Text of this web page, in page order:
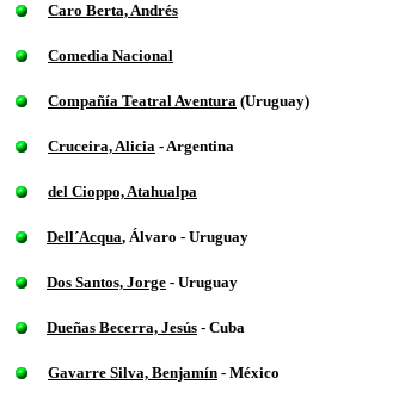
Caro Berta, Andrés
Comedia Nacional
Compañía Teatral Aventura (Uruguay)
Cruceira, Alicia - Argentina
del Cioppo, Atahualpa
Dell´Acqua, Álvaro - Uruguay
Dos Santos, Jorge - Uruguay
Dueñas Becerra, Jesús - Cuba
Gavarre Silva, Benjamín - México